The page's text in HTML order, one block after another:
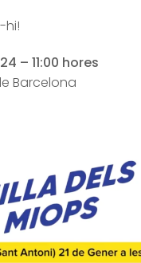
hi!
– 11:00 hores
Barcelona